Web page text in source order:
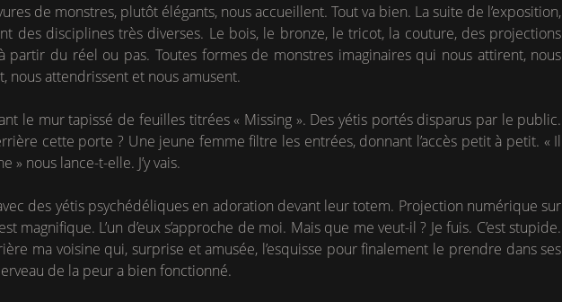
de monstres, plutôt élégants, nous accueillent. Tout va bien. La suite de l’exposition,
des disciplines très diverses. Le bois, le bronze, le tricot, la couture, des projections
partir du réel ou pas. Toutes formes de monstres imaginaires qui nous attirent, nous
nous attendrissent et nous amusent.
le mur tapissé de feuilles titrées « Missing ». Des yétis portés disparus par le public.
cette porte ? Une jeune femme filtre les entrées, donnant l’accès petit à petit. « Il
» nous lance-t-elle. J’y vais.
des yétis psychédéliques en adoration devant leur totem. Projection numérique sur
magnifique. L’un d’eux s’approche de moi. Mais que me veut-il ? Je fuis. C’est stupide.
ma voisine qui, surprise et amusée, l’esquisse pour finalement le prendre dans ses
de la peur a bien fonctionné.